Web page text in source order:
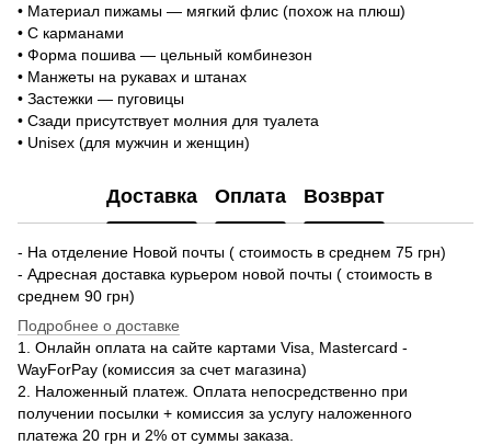
• Материал пижамы — мягкий флис (похож на плюш)
• С карманами
• Форма пошива — цельный комбинезон
• Манжеты на рукавах и штанах
• Застежки — пуговицы
• Сзади присутствует молния для туалета
• Unisex (для мужчин и женщин)
Доставка Оплата Возврат
- На отделение Новой почты ( стоимость в среднем 75 грн)
- Адресная доставка курьером новой почты ( стоимость в
среднем 90 грн)
Подробнее о доставке
1. Онлайн оплата на сайте картами Visa, Mastercard -
WayForPay (комиссия за счет магазина)
2. Наложенный платеж. Оплата непосредственно при
получении посылки + комиссия за услугу наложенного
платежа 20 грн и 2% от суммы заказа.